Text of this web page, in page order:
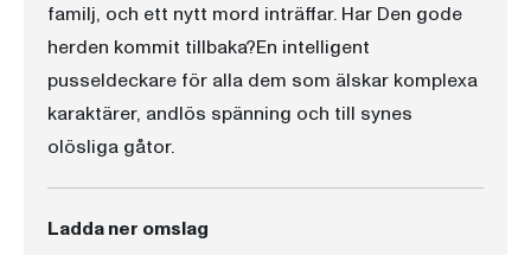
familj, och ett nytt mord inträffar. Har Den gode
herden kommit tillbaka?En intelligent
pusseldeckare för alla dem som älskar komplexa
karaktärer, andlös spänning och till synes
olösliga gåtor.
Ladda ner omslag